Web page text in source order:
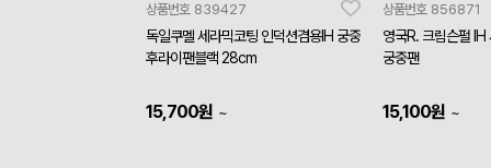
상품번호 839427
독일쿠멜 세라믹코팅 인덕션겸용IH 궁중
후라이팬블랙 28cm
15,700원 ~
상품번호 856871
영국R. 크림슨펄
궁중팬
15,100원 ~